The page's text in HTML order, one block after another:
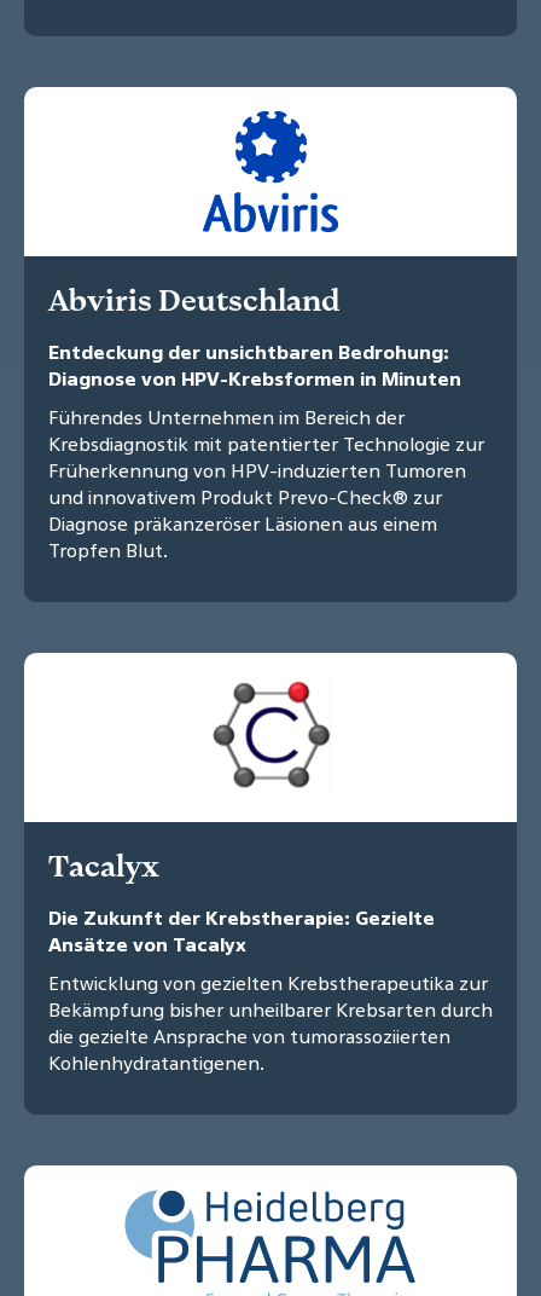
Abviris Deutschland
Entdeckung der unsichtbaren Bedrohung:
Diagnose von HPV-Krebsformen in Minuten
Führendes Unternehmen im Bereich der
Krebsdiagnostik mit patentierter Technologie zur
Früherkennung von HPV-induzierten Tumoren
und innovativem Produkt Prevo-Check® zur
Diagnose präkanzeröser Läsionen aus einem
Tropfen Blut.
Tacalyx
Die Zukunft der Krebstherapie: Gezielte
Ansätze von Tacalyx
Entwicklung von gezielten Krebstherapeutika zur
Bekämpfung bisher unheilbarer Krebsarten durch
die gezielte Ansprache von tumorassoziierten
Kohlenhydratantigenen.